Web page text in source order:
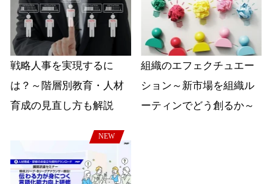
戦略人事を実現するに
は？～階層別教育・人材
育成の見直し方も解説
組織のエフェクチュエー
ション～新市場を組織ル
ーティンでどう創るか～
NEW